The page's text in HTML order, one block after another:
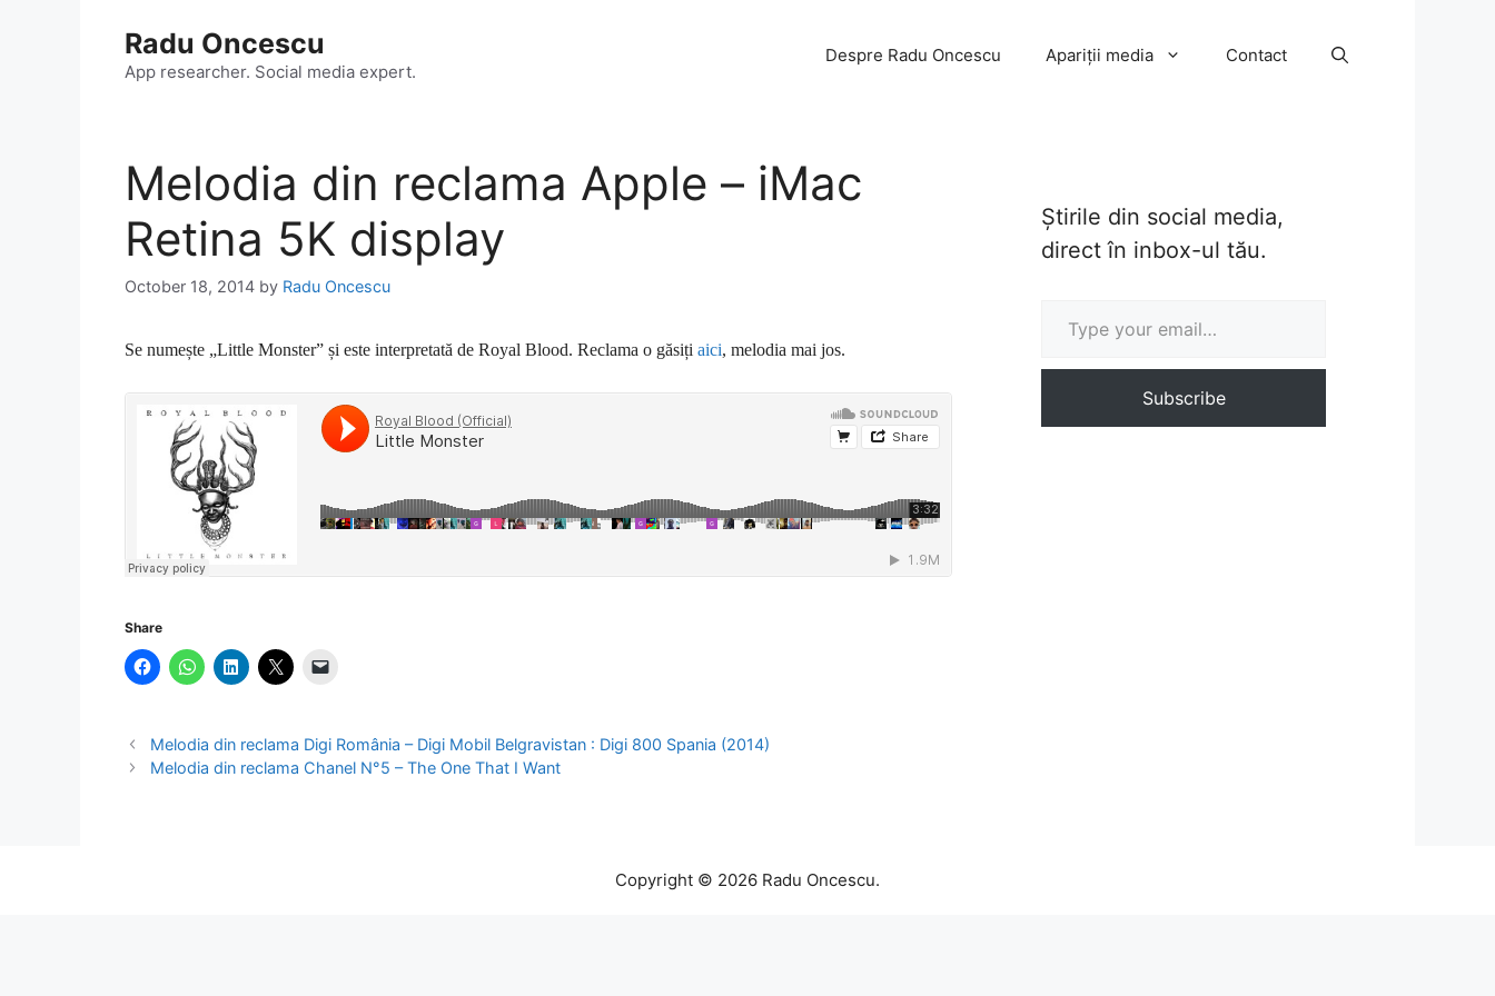
Radu Oncescu
App researcher. Social media expert.
Despre Radu Oncescu Apariții media Contact
Melodia din reclama Apple – iMac
Retina 5K display
October 18, 2014 by Radu Oncescu
Se numește „Little Monster” și este interpretată de Royal Blood. Reclama o găsiți aici, melodia mai jos.
Share
Melodia din reclama Digi România – Digi Mobil Belgravistan : Digi 800 Spania (2014)
Melodia din reclama Chanel N°5 – The One That I Want
Știrile din social media,
direct în inbox-ul tău.
Subscribe
Copyright © 2026 Radu Oncescu.